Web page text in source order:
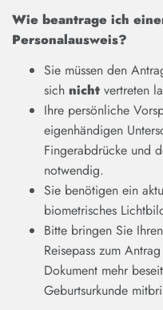
Wie beantrage ich
Personalausweis?
Sie müssen den
sich nicht vertreten
Ihre persönliche
eigenhändigen
Fingerabdrücke und
notwendig.
Sie benötigen ein
biometrisches
Bitte bringen Sie
Reisepass zum
Dokument mehr
Geburtsurkunde